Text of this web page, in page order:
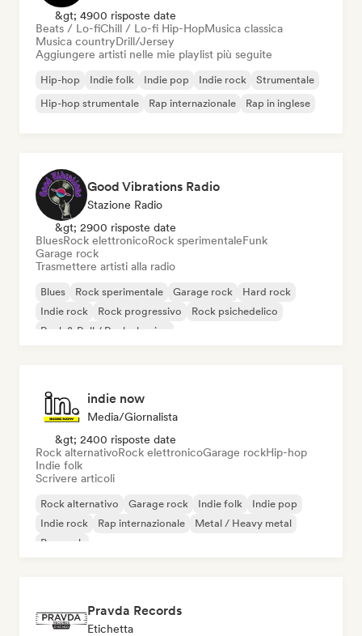
&gt; 4900 risposte date
Beats / Lo-fiChill / Lo-fi Hip-HopMusica classica
Musica countryDrill/Jersey
Aggiungere artisti nelle mie playlist più seguite
Hip-hop Indie folk Indie pop Indie rock
Strumentale
Hip-hop strumentale
Rap internazionale Rap in inglese
Good Vibrations Radio
Stazione Radio
&gt; 2900 risposte date
BluesRock elettronicoRock sperimentaleFunk
Garage rock
Trasmettere artisti alla radio
Blues Rock sperimentale Garage rock
Hard rock
Indie rock
Rock progressivo
Rock psichedelico
Rock & Roll / Rock classico
indie now
Media/Giornalista
&gt; 2400 risposte date
Rock alternativoRock elettronicoGarage rockHip-hop
Indie folk
Scrivere articoli
Rock alternativo Garage rock Indie folk
Indie pop
Indie rock
Rap internazionale
Metal / Heavy metal
Pop rock
Pravda Records
Etichetta